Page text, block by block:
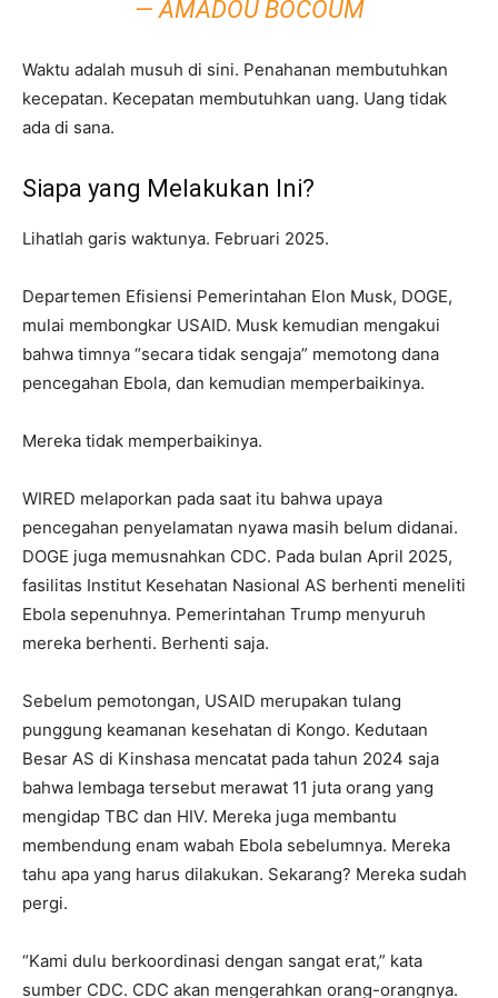
— AMADOU BOCOUM
Waktu adalah musuh di sini. Penahanan membutuhkan
kecepatan. Kecepatan membutuhkan uang. Uang tidak
ada di sana.
Siapa yang Melakukan Ini?
Lihatlah garis waktunya. Februari 2025.
Departemen Efisiensi Pemerintahan Elon Musk, DOGE,
mulai membongkar USAID. Musk kemudian mengakui
bahwa timnya “secara tidak sengaja” memotong dana
pencegahan Ebola, dan kemudian memperbaikinya.
Mereka tidak memperbaikinya.
WIRED melaporkan pada saat itu bahwa upaya
pencegahan penyelamatan nyawa masih belum didanai.
DOGE juga memusnahkan CDC. Pada bulan April 2025,
fasilitas Institut Kesehatan Nasional AS berhenti meneliti
Ebola sepenuhnya. Pemerintahan Trump menyuruh
mereka berhenti. Berhenti saja.
Sebelum pemotongan, USAID merupakan tulang
punggung keamanan kesehatan di Kongo. Kedutaan
Besar AS di Kinshasa mencatat pada tahun 2024 saja
bahwa lembaga tersebut merawat 11 juta orang yang
mengidap TBC dan HIV. Mereka juga membantu
membendung enam wabah Ebola sebelumnya. Mereka
tahu apa yang harus dilakukan. Sekarang? Mereka sudah
pergi.
“Kami dulu berkoordinasi dengan sangat erat,” kata
sumber CDC. CDC akan mengerahkan orang-orangnya.